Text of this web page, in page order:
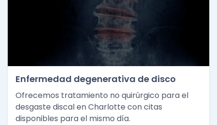
Enfermedad degenerativa de disco
Ofrecemos tratamiento no quirúrgico para el
desgaste discal en Charlotte con citas
disponibles para el mismo día.